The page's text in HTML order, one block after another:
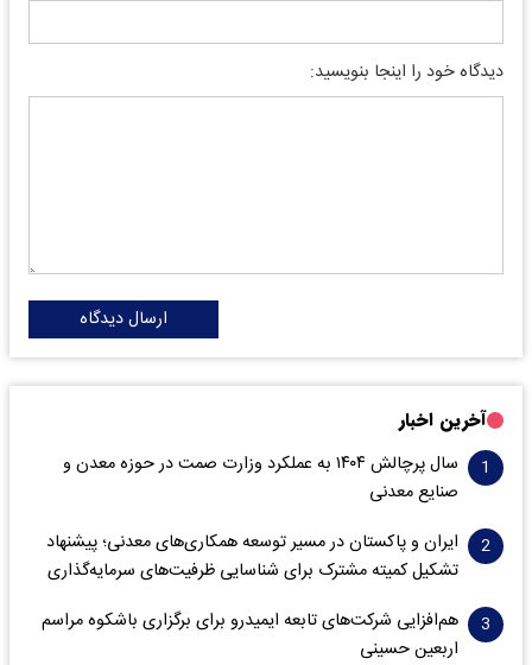
دیدگاه خود را اینجا بنویسید:
ارسال دیدگاه
آخرین اخبار
سال پرچالش ۱۴۰۴ به عملکرد وزارت صمت در حوزه معدن و
صنایع معدنی
ایران و پاکستان در مسیر توسعه همکاری‌های معدنی؛ پیشنهاد
تشکیل کمیته مشترک برای شناسایی ظرفیت‌های سرمایه‌گذاری
هم‌افزایی شرکت‌های تابعه ایمیدرو برای برگزاری باشکوه مراسم
اربعین حسینی